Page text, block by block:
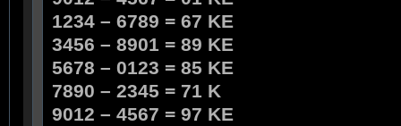
1234 – 6789 = 67 KE
3456 – 8901 = 89 KE
5678 – 0123 = 85 KE
7890 – 2345 = 71 K
9012 – 4567 = 97 KE